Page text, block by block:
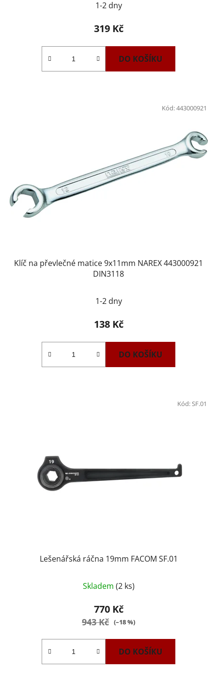
1-2 dny
319 Kč
DO KOŠÍKU
Klíč na převlečné matice 9x11mm NAREX 443000921
DIN3118
1-2 dny
138 Kč
DO KOŠÍKU
Kód:443000921
Lešenářská ráčna 19mm FACOM SF.01
Skladem (2 ks)
770 Kč
943 Kč (–18 %)
DO KOŠÍKU
Kód: SF.01